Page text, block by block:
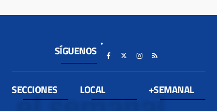
SÍGUENOS
SECCIONES LOCAL +SEMANAL